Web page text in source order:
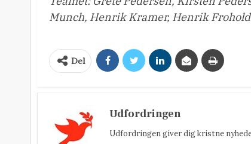
Munch, Henrik Kramer, Henrik
Del
Udfordringen
Udfordringen giver dig kristne